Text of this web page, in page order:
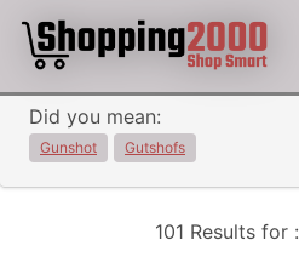
Did you mean:
Gunshot Gutshofs
101 Results for :